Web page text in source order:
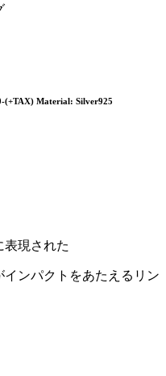
(+TAX) Material: Silver925
表現された
ンパクトをあたえるリン